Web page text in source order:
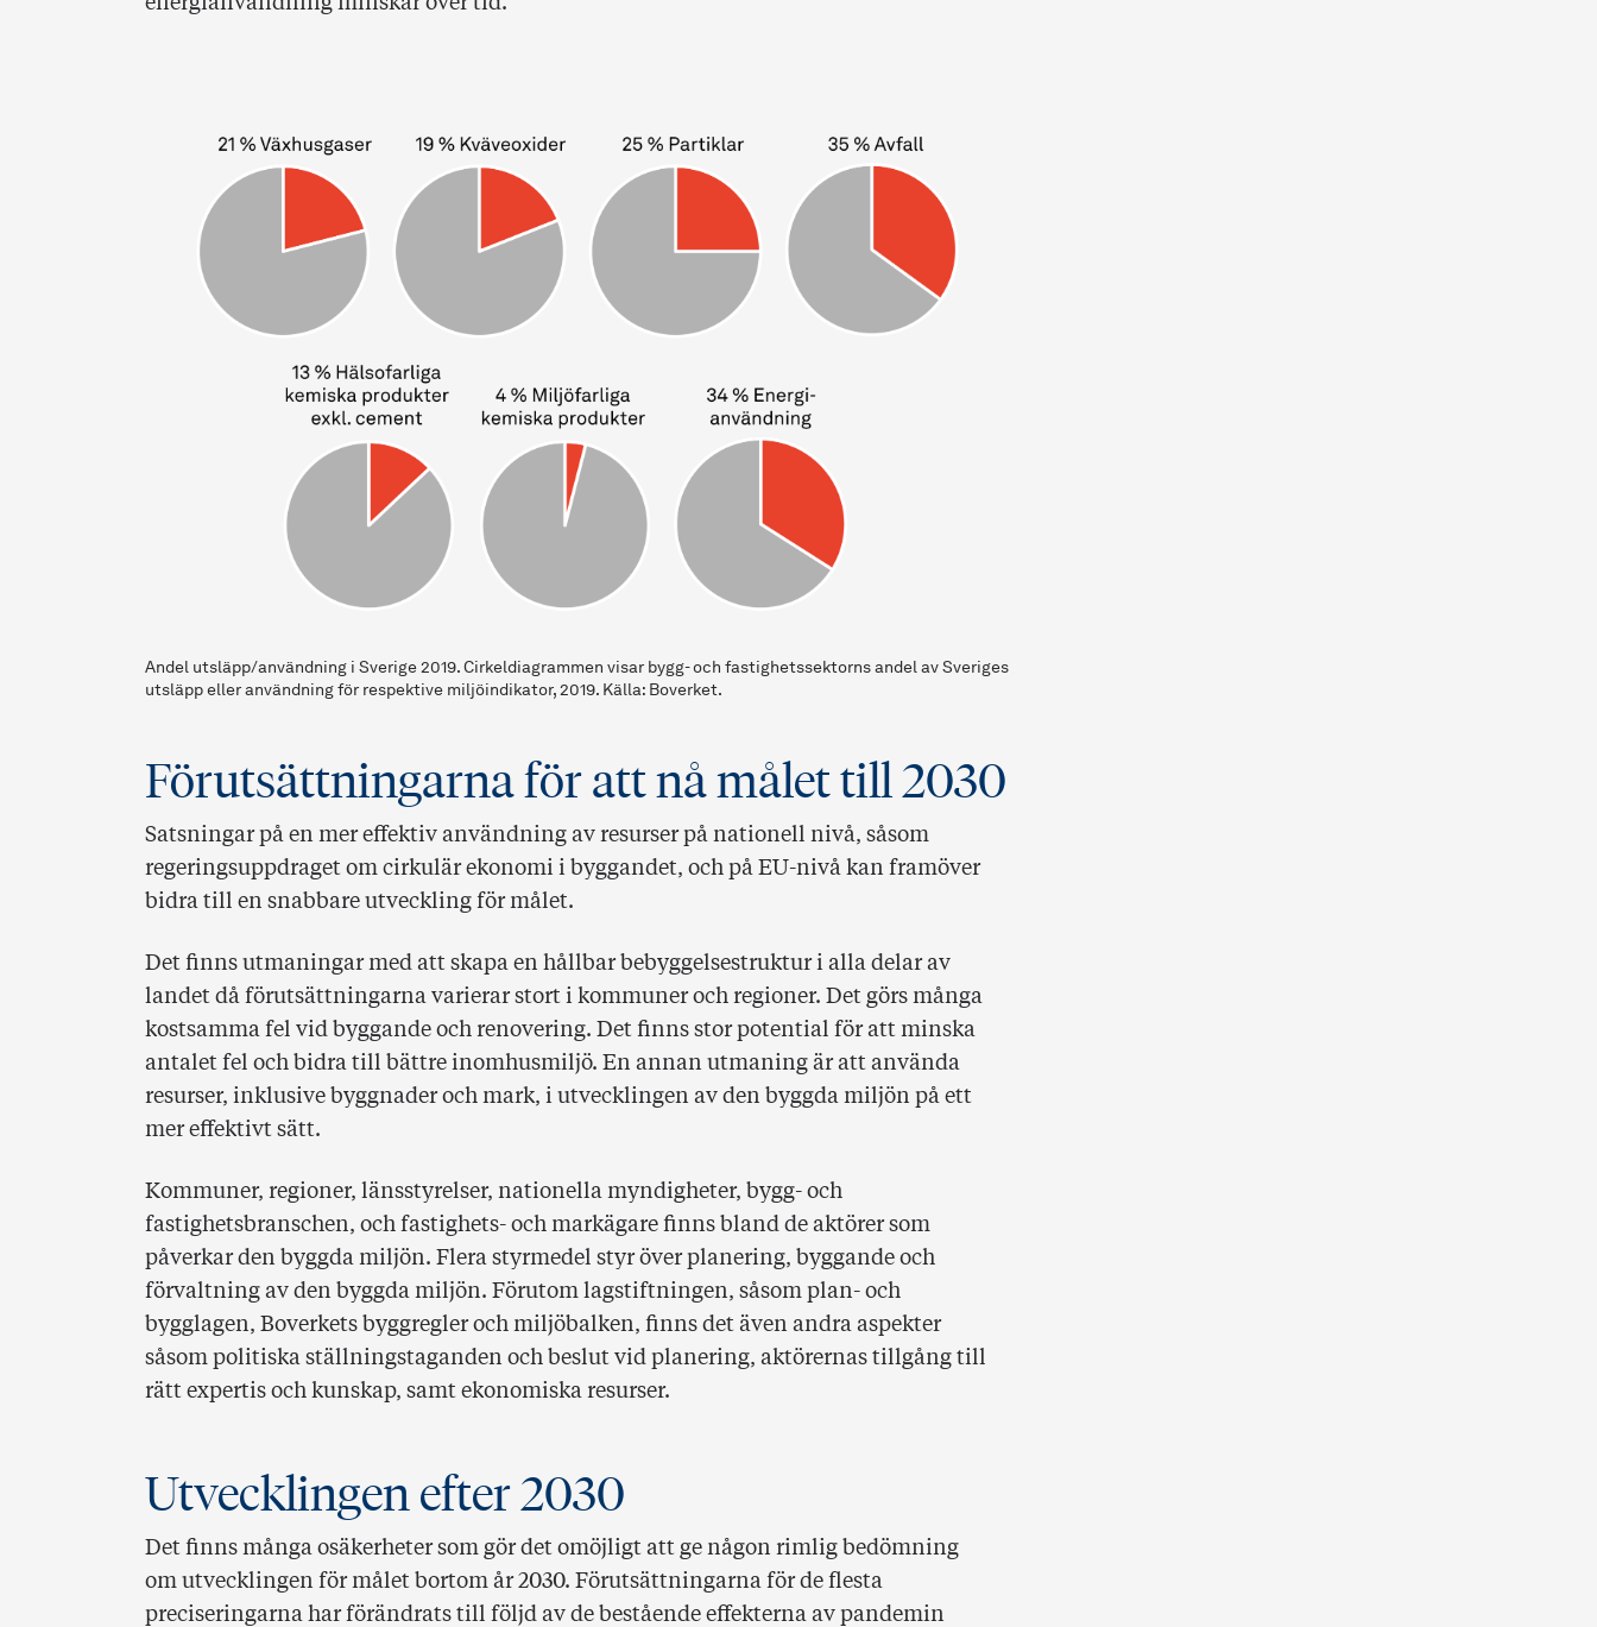
Andel utsläpp/användning i Sverige 2019. Cirkeldiagrammen visar bygg- och fastighetssektorns andel av Sveriges
utsläpp eller användning för respektive miljöindikator, 2019. Källa: Boverket.
Förutsättningarna för att nå målet till 2030
Satsningar på en mer effektiv användning av resurser på nationell nivå, såsom
regeringsuppdraget om cirkulär ekonomi i byggandet, och på EU-nivå kan framöver
bidra till en snabbare utveckling för målet.
Det finns utmaningar med att skapa en hållbar bebyggelsestruktur i alla delar av
landet då förutsättningarna varierar stort i kommuner och regioner. Det görs många
kostsamma fel vid byggande och renovering. Det finns stor potential för att minska
antalet fel och bidra till bättre inomhusmiljö. En annan utmaning är att använda
resurser, inklusive byggnader och mark, i utvecklingen av den byggda miljön på ett
mer effektivt sätt.
Kommuner, regioner, länsstyrelser, nationella myndigheter, bygg- och
fastighetsbranschen, och fastighets- och markägare finns bland de aktörer som
påverkar den byggda miljön. Flera styrmedel styr över planering, byggande och
förvaltning av den byggda miljön. Förutom lagstiftningen, såsom plan- och
bygglagen, Boverkets byggregler och miljöbalken, finns det även andra aspekter
såsom politiska ställningstaganden och beslut vid planering, aktörernas tillgång till
rätt expertis och kunskap, samt ekonomiska resurser.
Utvecklingen efter 2030
Det finns många osäkerheter som gör det omöjligt att ge någon rimlig bedömning
om utvecklingen för målet bortom år 2030. Förutsättningarna för de flesta
preciseringarna har förändrats till följd av de bestående effekterna av pandemin